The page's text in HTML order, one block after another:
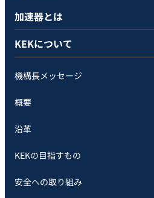
加速器とは
KEKについて
機構長メッセージ
概要
沿革
KEKの目指すもの
安全への取り組み